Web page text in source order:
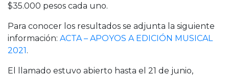
$35.000 pesos cada uno.
Para conocer los resultados se adjunta la siguiente
información: ACTA – APOYOS A EDICIÓN MUSICAL
2021.
El llamado estuvo abierto hasta el 21 de junio,